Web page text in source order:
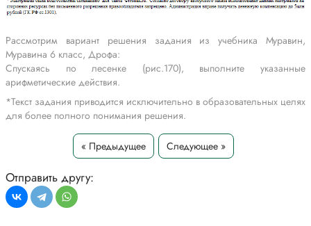
Рассмотрим вариант решения задания из учебника Муравин,
Муравина 6 класс, Дрофа:
Спускаясь по лесенке (рис.170), выполните указанные
арифметические действия.
*Текст задания приводится исключительно в образовательных целях
для более полного понимания решения.
« Предыдущее Следующее »
Отправить другу: